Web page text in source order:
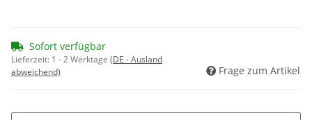
Sofort verfügbar
Lieferzeit: 1 - 2 Werktage (DE - Ausland
abweichend)
Frage zum Artikel